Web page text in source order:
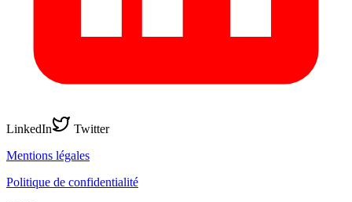
LinkedIn
Twitter
Mentions légales
Politique de confidentialité